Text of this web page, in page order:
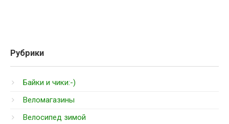
Рубрики
Байки и чики:-)
Веломагазины
Велосипед зимой